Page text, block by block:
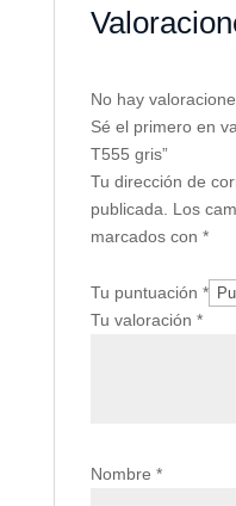
No hay
Sé el primero en
T555 gris”
Tu dirección de
publicada. Los
marcados con *
Tu puntuación *
Tu valoración *
Nombre *